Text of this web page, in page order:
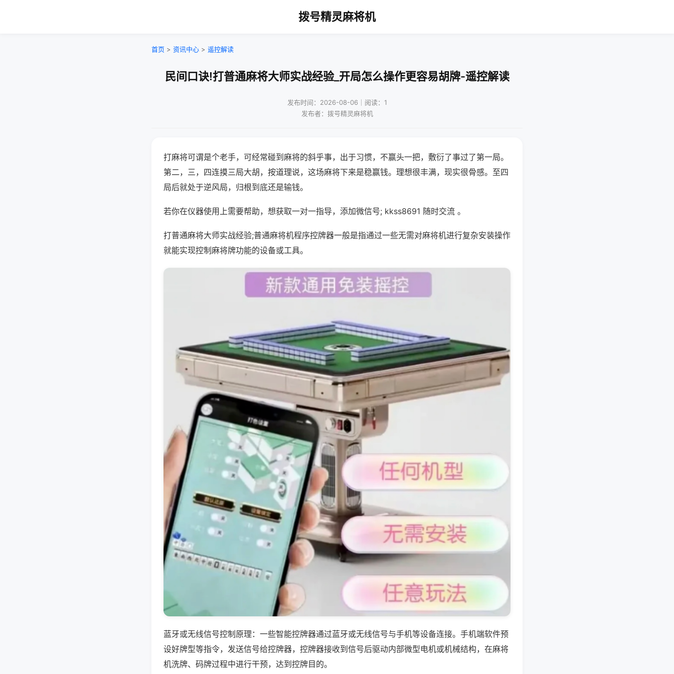
拨号精灵麻将机
首页 > 资讯中心 > 遥控解读
民间口诀!打普通麻将大师实战经验_开局怎么操作更容易胡牌-遥控解读
发布时间：2026-08-06｜阅读：1
发布者：拨号精灵麻将机
打麻将可谓是个老手，可经常碰到麻将的斜乎事，出于习惯，不赢头一把，敷衍了事过了第一局。
第二，三，四连摸三局大胡，按道理说，这场麻将下来是稳赢钱。理想很丰满，现实很骨感。至四
局后就处于逆风局，归根到底还是输钱。
若你在仪器使用上需要帮助，想获取一对一指导，添加微信号; kkss8691 随时交流 。
打普通麻将大师实战经验;普通麻将机程序控牌器一般是指通过一些无需对麻将机进行复杂安装操作
就能实现控制麻将牌功能的设备或工具。
蓝牙或无线信号控制原理：一些智能控牌器通过蓝牙或无线信号与手机等设备连接。手机端软件预
设好牌型等指令，发送信号给控牌器，控牌器接收到信号后驱动内部微型电机或机械结构，在麻将
机洗牌、码牌过程中进行干预，达到控牌目的。